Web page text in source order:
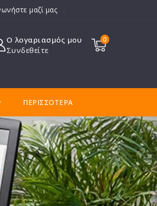
μαζί μας
Ο λογαριασμός μου
Συνδεθείτε
0
ΠΕΡΙΣΣΌΤΕΡΑ